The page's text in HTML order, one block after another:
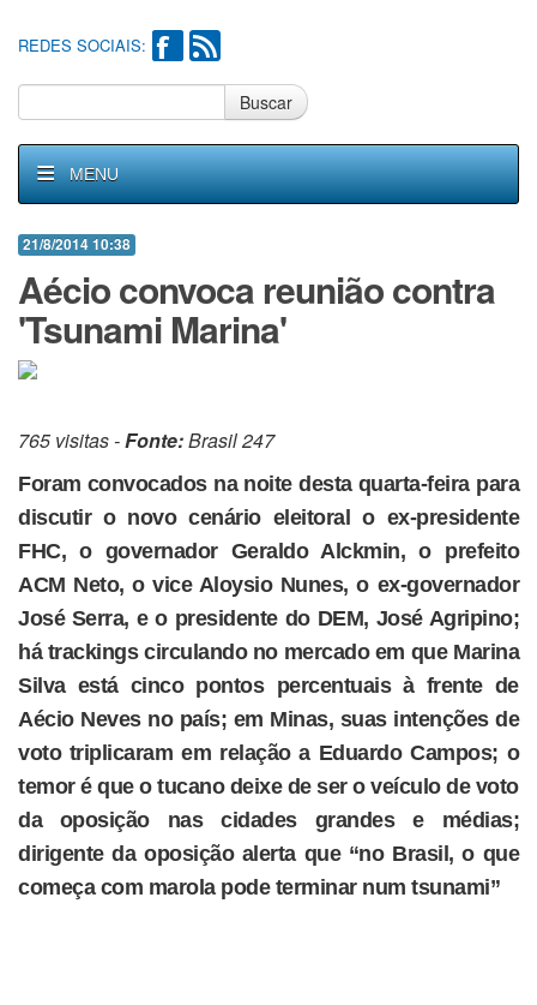
REDES SOCIAIS:
Buscar
MENU
21/8/2014 10:38
Aécio convoca reunião contra
'Tsunami Marina'
765 visitas -Fonte:Brasil 247
Foram convocados na noite desta quarta-feira para
discutir o novo cenário eleitoral o ex-presidente
FHC, o governador Geraldo Alckmin, o prefeito
ACM Neto, o vice Aloysio Nunes, o ex-governador
José Serra, e o presidente do DEM, José Agripino;
há trackings circulando no mercado em que Marina
Silva está cinco pontos percentuais à frente de
Aécio Neves no país; em Minas, suas intenções de
voto triplicaram em relação a Eduardo Campos; o
temor é que o tucano deixe de ser o veículo de voto
da oposição nas cidades grandes e médias;
dirigente da oposição alerta que “no Brasil, o que
começa com marola pode terminar num tsunami”